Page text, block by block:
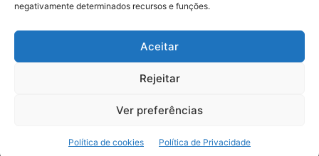
negativamente determinados recursos e funções.
Aceitar
Rejeitar
Ver preferências
Política de cookies Política de Privacidade
Início Sobre
Termos de Uso
Política de Privacidade
Contato
tendências de consumo, marketing e comportamento digital.